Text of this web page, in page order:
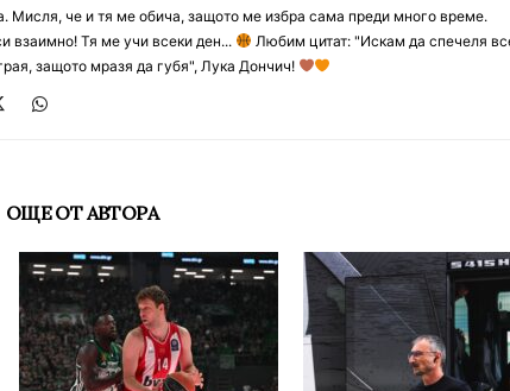
Мисля, че и тя ме обича, защото ме избра сама преди много време.
взаимно! Тя ме учи всеки ден...
Любим цитат: "Искам да спечеля
защото мразя да губя", Лука Дончич!
ОЩЕ ОТ АВТОРА